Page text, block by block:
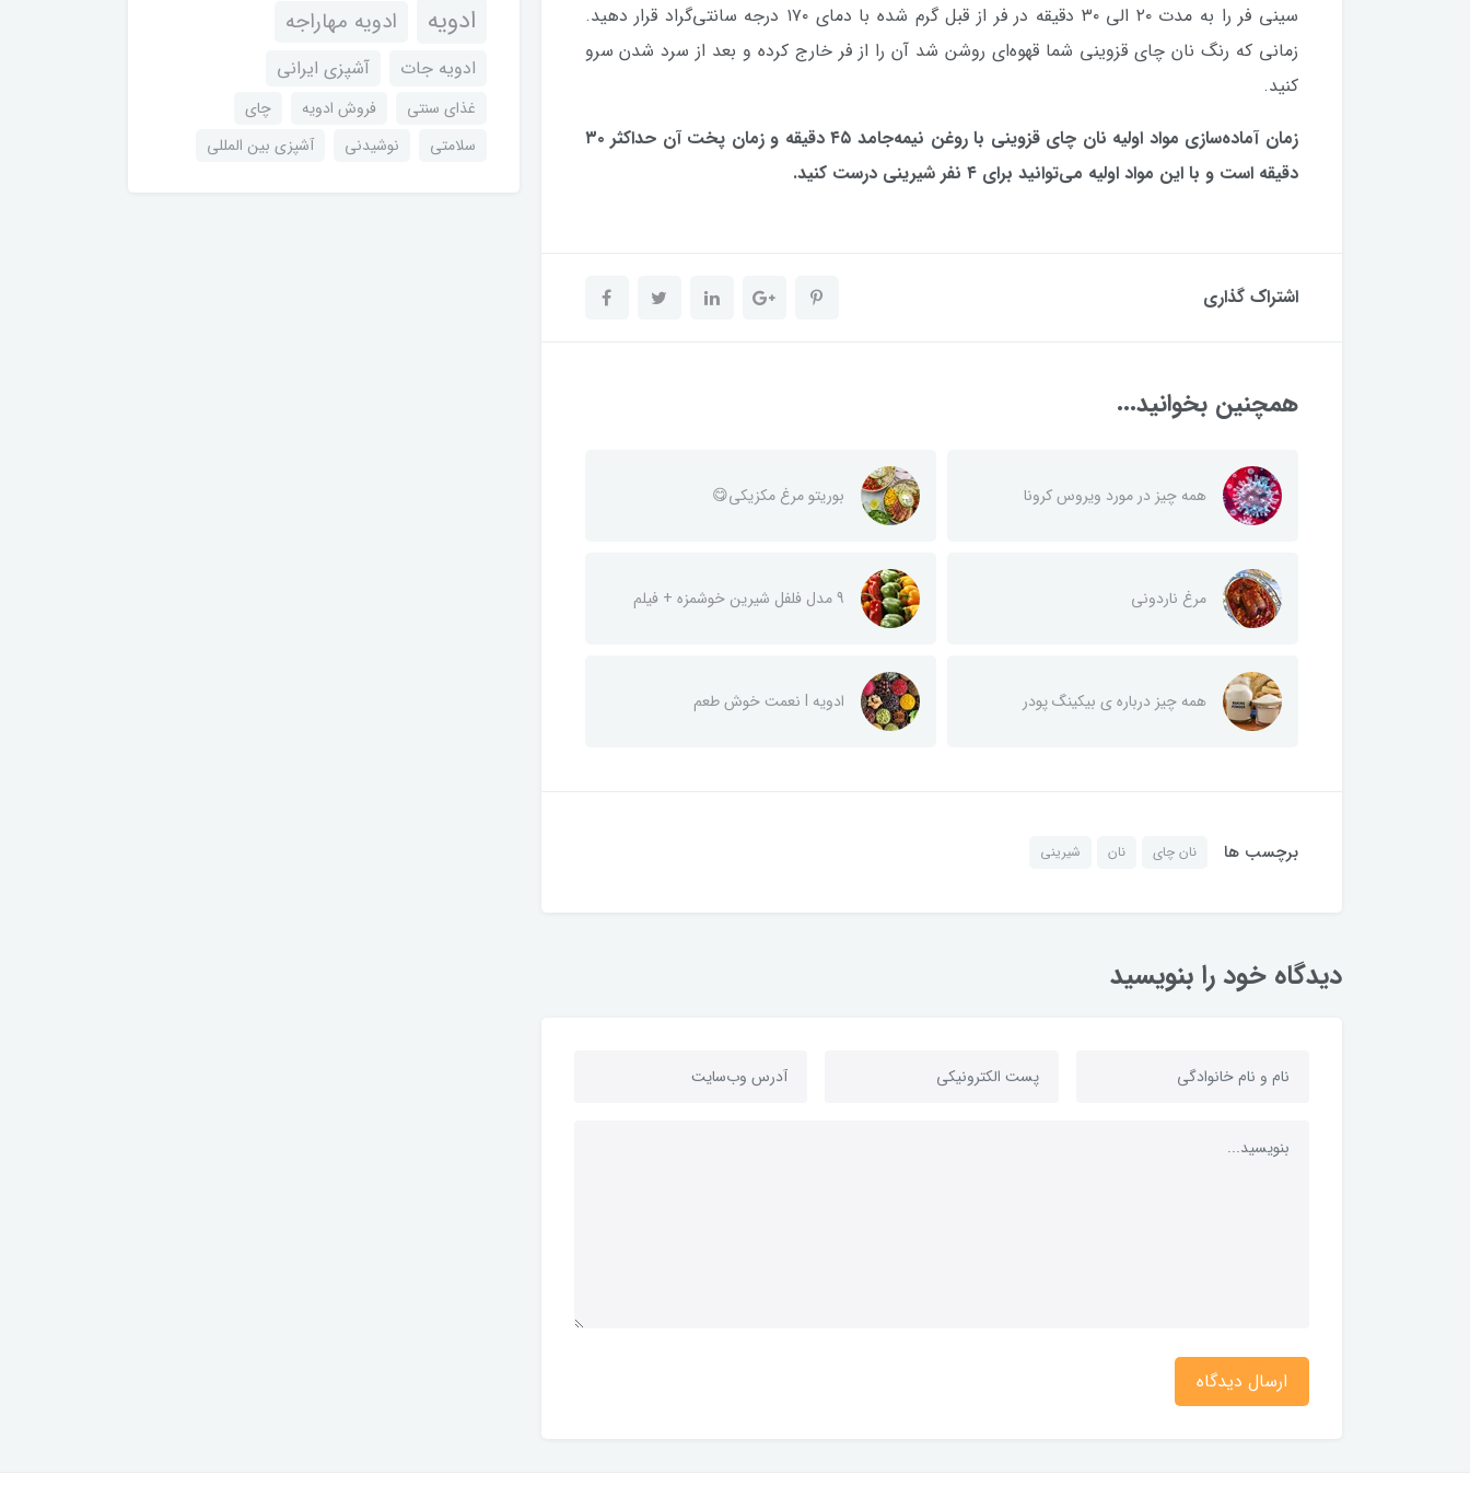
سینی فر را به مدت ۲۰ الی ۳۰ دقیقه در فر از قبل گرم شده با دمای ۱۷۰ درجه سانتی‌گراد قرار دهید.
زمانی که رنگ نان چای قزوینی شما قهوه‌ای روشن شد آن را از فر خارج کرده و بعد از سرد شدن سرو
کنید.
زمان آماده‌سازی مواد اولیه نان چای قزوینی با روغن نیمه‌جامد ۴۵ دقیقه و زمان پخت آن حداکثر ۳۰
دقیقه است و با این مواد اولیه می‌توانید برای ۴ نفر شیرینی درست کنید.
اشتراک گذاری
همچنین بخوانید...
همه چیز در مورد ویروس کرونا بوریتو مرغ مکزیکی😋
مرغ ناردونی 9 مدل فلفل شیرین خوشمزه + فیلم
همه چیز درباره ی بیکینگ پودر ادویه I نعمت خوش طعم
برچسب ها نان چای نان شیرینی
دیدگاه خود را بنویسید
ارسال دیدگاه
ادویه ادویه مهاراجه
ادویه جات آشپزی ایرانی
غذای سنتی فروش ادویه
چای
سلامتی
نوشیدنی آشپزی بین المللی